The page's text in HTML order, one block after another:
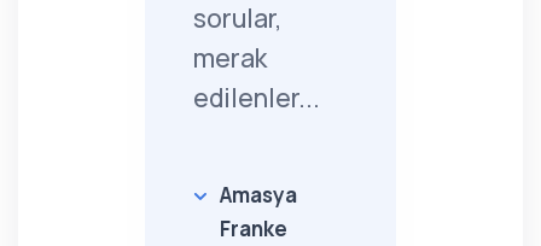
sorular,
merak
edilenler...
Amasya
Franke